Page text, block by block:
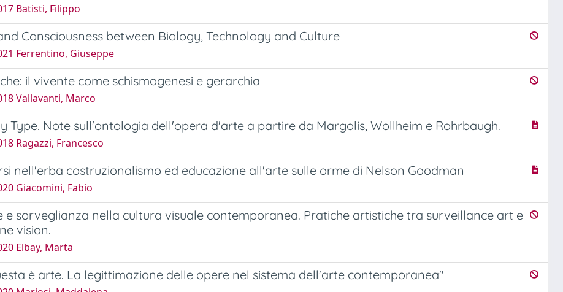
Batisti, Filippo
Consciousness between Biology, Technology and Culture
Ferrentino, Giuseppe
il vivente come schismogenesi e gerarchia
Vallavanti, Marco
Type. Note sull'ontologia dell'opera d'arte a partire da Margolis, Wollheim e Rohrbaugh.
Ragazzi, Francesco
nell'erba costruzionalismo ed educazione all'arte sulle orme di Nelson Goodman
Giacomini, Fabio
e sorveglianza nella cultura visuale contemporanea. Pratiche artistiche tra surveillance art e
vision.
Elbay, Marta
è arte. La legittimazione delle opere nel sistema dell'arte contemporanea"